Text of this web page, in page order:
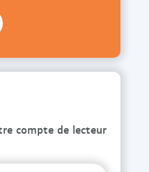
compte de lecteur